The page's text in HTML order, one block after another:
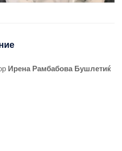
Ирена Рамбабова Бушлетиќ